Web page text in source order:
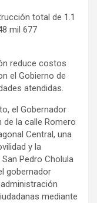
total de 1.1
mil 677
reduce costos
el Gobierno de
atendidas.
el Gobernador
la calle Romero
Central, una
y la
Pedro Cholula
gobernador
mediante